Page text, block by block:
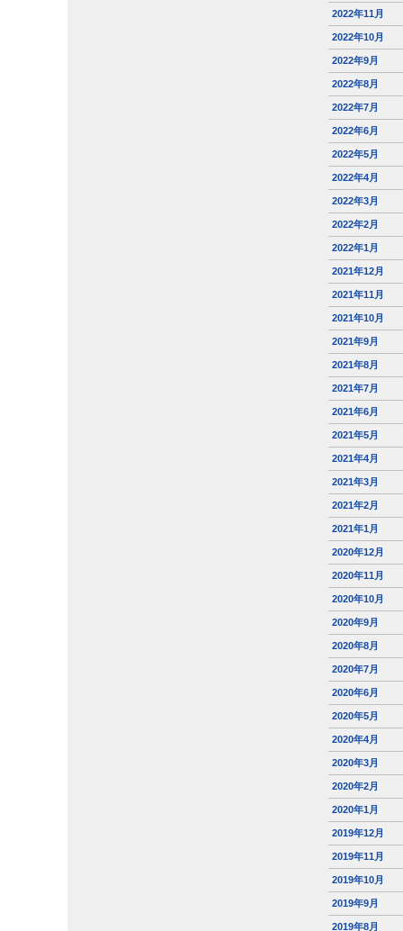
2022年11月
2022年10月
2022年9月
2022年8月
2022年7月
2022年6月
2022年5月
2022年4月
2022年3月
2022年2月
2022年1月
2021年12月
2021年11月
2021年10月
2021年9月
2021年8月
2021年7月
2021年6月
2021年5月
2021年4月
2021年3月
2021年2月
2021年1月
2020年12月
2020年11月
2020年10月
2020年9月
2020年8月
2020年7月
2020年6月
2020年5月
2020年4月
2020年3月
2020年2月
2020年1月
2019年12月
2019年11月
2019年10月
2019年9月
2019年8月